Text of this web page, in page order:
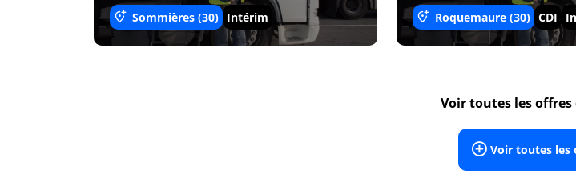
Sommières (30) Intérim Roquemaure (30) CDI
Voir toutes les offres
Voir toutes les